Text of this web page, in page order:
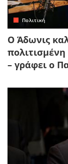
Πολιτική
Ο Άδωνις
– γράφει ο